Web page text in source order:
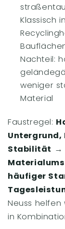
Klassisch
Nachteil:
weniger
Material
Faustregel:
Stabilität →
häufiger
Neuss
in